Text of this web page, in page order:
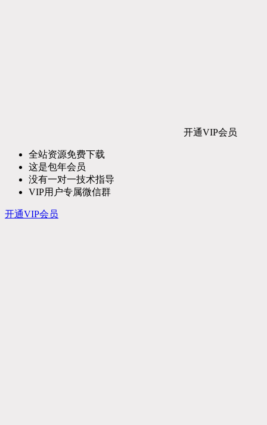
开通VIP会员
全站资源免费下载
这是包年会员
没有一对一技术指导
VIP用户专属微信群
开通VIP会员